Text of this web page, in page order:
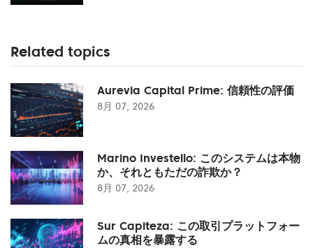
Related topics
Aurevia Capital Prime: 信頼性の評価
8月 07, 2026
Marino Investello: このシステムは本物
か、それともただの詐欺か？
8月 07, 2026
Sur Capiteza: この取引プラットフォー
ムの真相を暴露する